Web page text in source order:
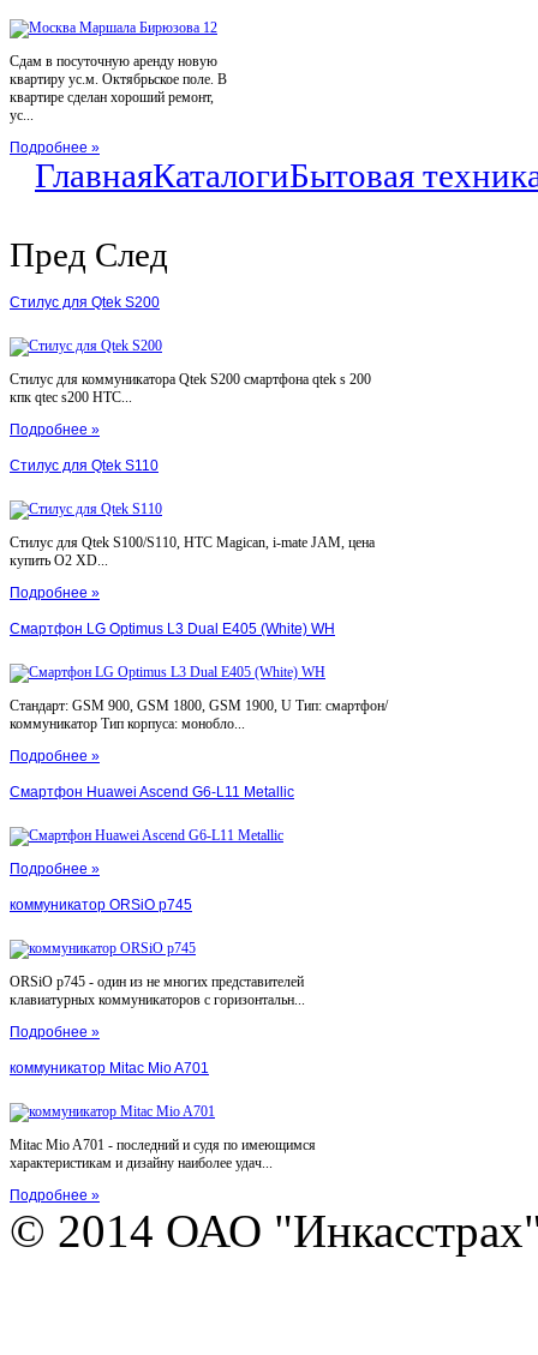
Сдам в посуточную аренду новую
квартиру ус.м. Октябрьское поле. В
квартире сделан хороший ремонт,
ус...
Подробнее »
ГлавнаяКаталогиБытовая
Пред След
Стилус для Qtek S200
Стилус для коммуникатора Qtek S200 смартфона qtek s 200
кпк qtec s200 HTC...
Подробнее »
Стилус для Qtek S110
Стилус для Qtek S100/S110, HTC Magican, i-mate JAM, цена
купить O2 XD...
Подробнее »
Смартфон LG Optimus L3 Dual E405 (White) WH
Стандарт: GSM 900, GSM 1800, GSM 1900, U Тип: смартфон/
коммуникатор Тип корпуса: монобло...
Подробнее »
Смартфон Huawei Ascend G6-L11 Metallic
Подробнее »
коммуникатор ORSiO p745
ORSiO p745 - один из не многих представителей
клавиатурных коммуникаторов с горизонтальн...
Подробнее »
коммуникатор Mitac Mio A701
Mitac Mio A701 - последний и судя по имеющимся
характеристикам и дизайну наиболее удач...
Подробнее »
© 2014 ОАО